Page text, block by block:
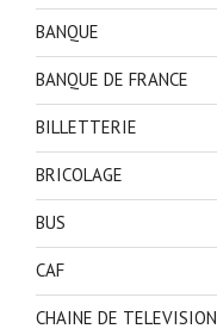
BANQUE
BANQUE DE FRANCE
BILLETTERIE
BRICOLAGE
BUS
CAF
CHAINE DE TELEVISION